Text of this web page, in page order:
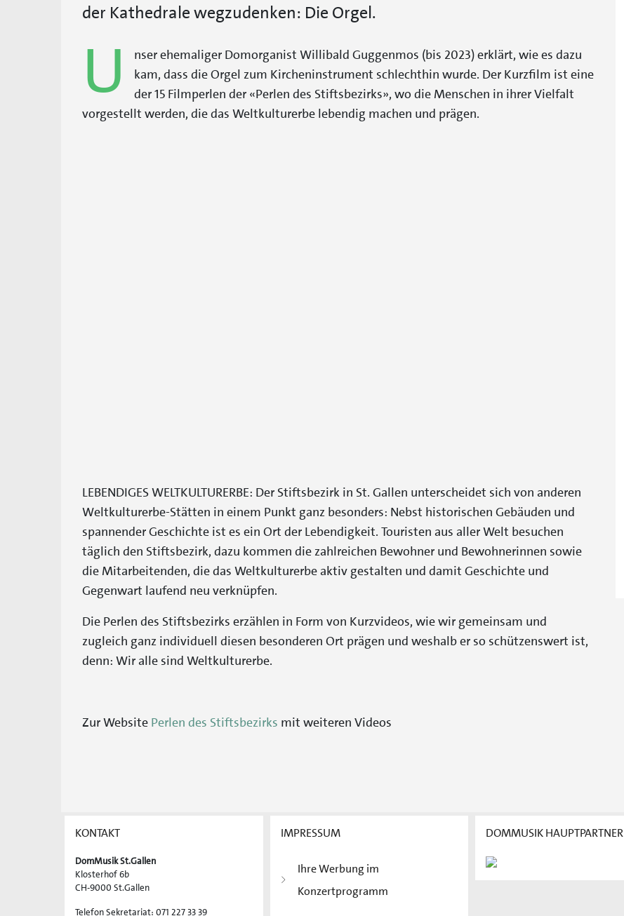
der Kathedrale wegzudenken: Die Orgel.
U
nser ehemaliger Domorganist Willibald Guggenmos (bis 2023) erklärt, wie es dazu
kam, dass die Orgel zum Kircheninstrument schlechthin wurde. Der Kurzfilm ist eine
der 15 Filmperlen der «Perlen des Stiftsbezirks», wo die Menschen in ihrer Vielfalt
vorgestellt werden, die das Weltkulturerbe lebendig machen und prägen.
LEBENDIGES WELTKULTURERBE: Der Stiftsbezirk in St. Gallen unterscheidet sich von anderen
Weltkulturerbe-Stätten in einem Punkt ganz besonders: Nebst historischen Gebäuden und
spannender Geschichte ist es ein Ort der Lebendigkeit. Touristen aus aller Welt besuchen
täglich den Stiftsbezirk, dazu kommen die zahlreichen Bewohner und Bewohnerinnen sowie
die Mitarbeitenden, die das Weltkulturerbe aktiv gestalten und damit Geschichte und
Gegenwart laufend neu verknüpfen.
Die Perlen des Stiftsbezirks erzählen in Form von Kurzvideos, wie wir gemeinsam und
zugleich ganz individuell diesen besonderen Ort prägen und weshalb er so schützenswert ist,
denn: Wir alle sind Weltkulturerbe.
Zur Website Perlen des Stiftsbezirks mit weiteren Videos
KONTAKT
DomMusik St.Gallen
Klosterhof 6b
CH-9000 St.Gallen
Telefon Sekretariat: 071 227 33 39
IMPRESSUM
Ihre Werbung im
Konzertprogramm
DOMMUSIK HAUPTPARTNER